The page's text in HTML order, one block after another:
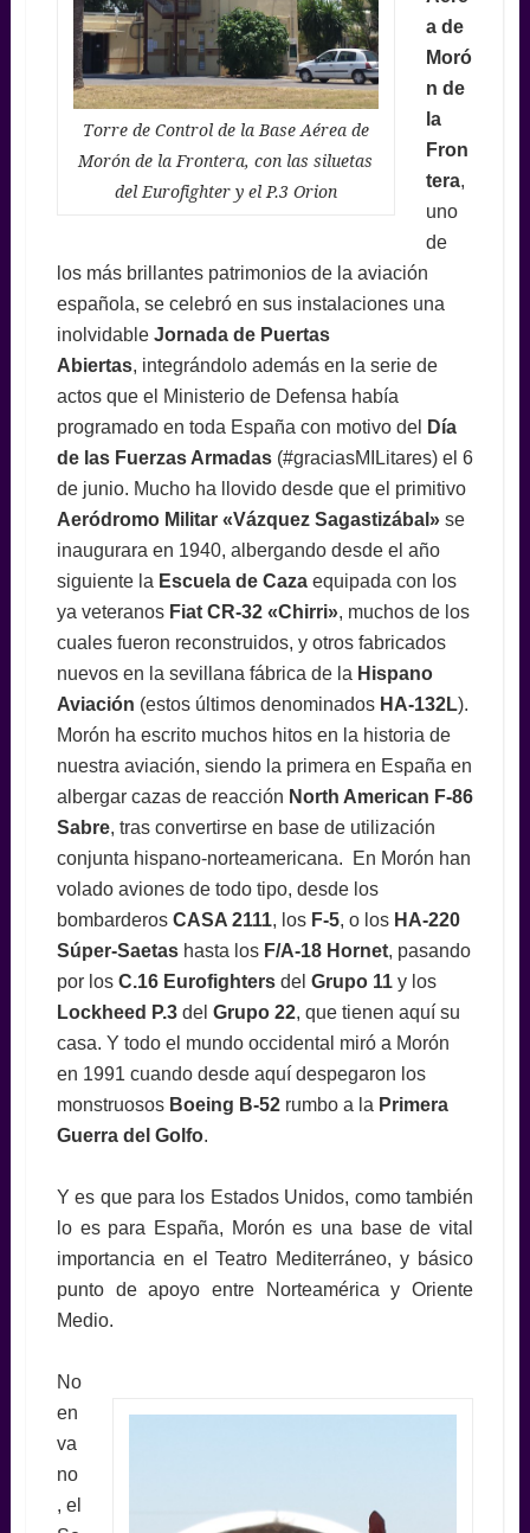
Torre de Control de la Base Aérea de
Morón de la Frontera, con las siluetas
del Eurofighter y el P.3 Orion
a de
Moró
n de
la
Fron
tera,
uno
de
los más brillantes patrimonios de la aviación
española, se celebró en sus instalaciones una
inolvidable Jornada de Puertas
Abiertas, integrándolo además en la serie de
actos que el Ministerio de Defensa había
programado en toda España con motivo del
Día
de las Fuerzas Armadas (#graciasMILitares) el 6
de junio. Mucho ha llovido desde que el primitivo
Aeródromo Militar «Vázquez Sagastizábal»se
inaugurara en 1940, albergando desde el año
siguiente la Escuela de Caza equipada con los
ya veteranos Fiat CR-32 «Chirri», muchos de los
cuales fueron reconstruidos, y otros fabricados
nuevos en la sevillana fábrica de la Hispano
Aviación (estos últimos denominados HA-132L).
Morón ha escrito muchos hitos en la historia de
nuestra aviación, siendo la primera en España en
albergar cazas de reacción North American F-86
Sabre, tras convertirse en base de utilización
conjunta hispano-norteamericana. En Morón han
volado aviones de todo tipo, desde los
bombarderos CASA 2111, los F-5, o los HA-220
Súper-Saetashasta los F/A-18 Hornet, pasando
por los C.16 Eurofightersdel Grupo 11y los
Lockheed P.3del Grupo 22, que tienen aquí su
casa. Y todo el mundo occidental miró a Morón
en 1991 cuando desde aquí despegaron los
monstruosos Boeing B-52rumbo a la Primera
Guerra del Golfo.
Y es que para los Estados Unidos, como también
lo es para España, Morón es una base de vital
importancia en el Teatro Mediterráneo, y básico
punto de apoyo entre Norteamérica y Oriente
Medio.
No
en
va
no
, el